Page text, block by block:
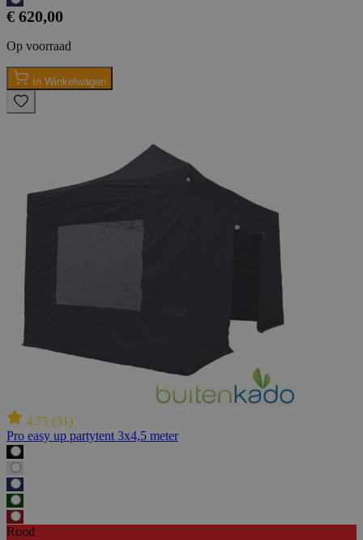
€ 620,00
Op voorraad
In Winkelwagen
4.75 (31)
Pro easy up partytent 3x4,5 meter
Rood